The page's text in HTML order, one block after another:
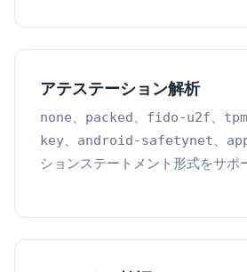
アテステーション解析
none、 packed、 fido-u2f、 tpm
key、 android-safetynet、
ションステートメント形式をサポ